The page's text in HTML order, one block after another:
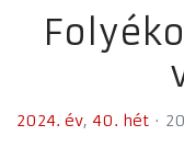
2024. év 40. hét